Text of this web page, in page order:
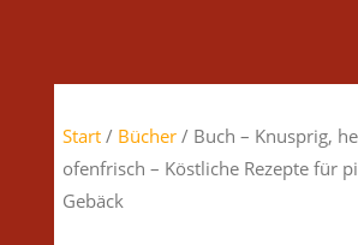
Start/ Bücher/ Buch – Knusprig,
ofenfrisch – Köstliche Rezepte für
Gebäck